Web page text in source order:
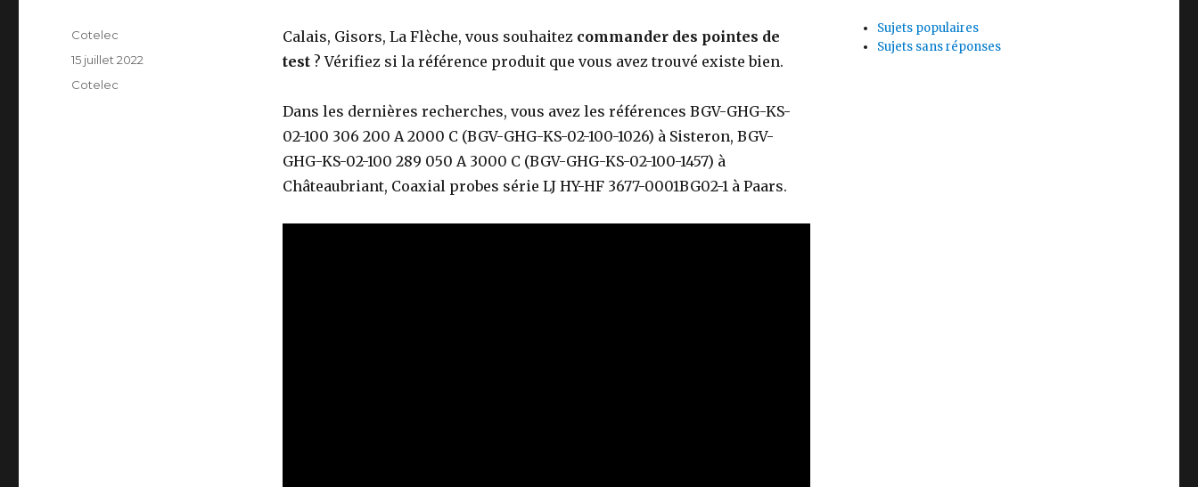
Calais, Gisors, La Flèche, vous souhaitez commander des pointes de
test? Vérifiez si la référence produit que vous avez trouvé existe bien.
Dans les dernières recherches, vous avez les références BGV-GHG-KS-
02-100 306 200 A 2000 C (BGV-GHG-KS-02-100-1026) à Sisteron, BGV-
GHG-KS-02-100 289 050 A 3000 C (BGV-GHG-KS-02-100-1457) à
Châteaubriant, Coaxial probes série LJ HY-HF 3677-0001BG02-1 à Paars.
Auteur
Cotelec
Publié
le
15 juillet 2022
Catégories
Cotelec
Sujets populaires
Sujets sans réponses